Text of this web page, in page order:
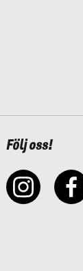
Följ oss!